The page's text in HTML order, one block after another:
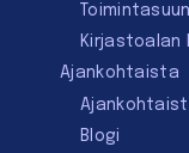
Kirjastoalan
Ajankohtaista
Blogi